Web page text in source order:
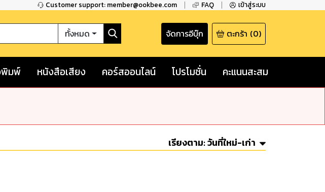
Customer support: member@ookbee.com FAQ เข้าสู่ระบบ
ทั้งหมด จัดการอีบุ๊ก ตะกร้า (0)
มพ์ หนังสือเสียง คอร์สออนไลน์ โปรโมชั่น คะแนนสะสม
เรียงตาม:วันที่ใหม่-เก่า